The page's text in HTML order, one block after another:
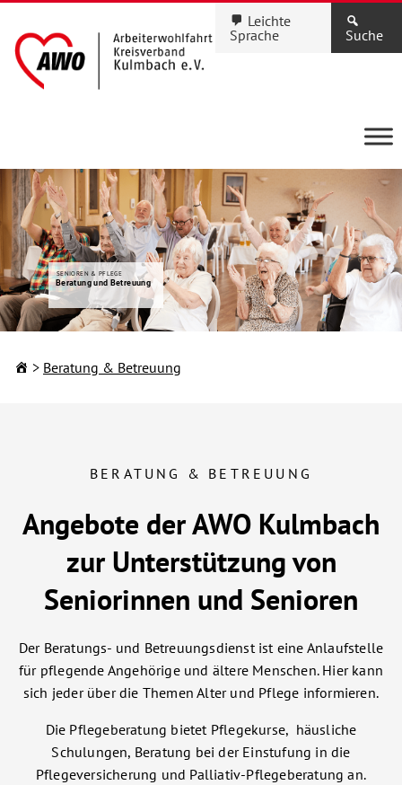
Leichte
Sprache
Suche
SENIOREN & PFLEGE
Beratung und Betreuung
Beratung & Betreuung
BERATUNG & BETREUUNG
Angebote der AWO Kulmbach
zur Unterstützung von
Seniorinnen und Senioren
Der Beratungs- und Betreuungsdienst ist eine Anlaufstelle
für pflegende Angehörige und ältere Menschen. Hier kann
sich jeder über die Themen Alter und Pflege informieren.
Die Pflegeberatung bietet Pflegekurse, häusliche
Schulungen, Beratung bei der Einstufung in die
Pflegeversicherung und Palliativ-Pflegeberatung an.